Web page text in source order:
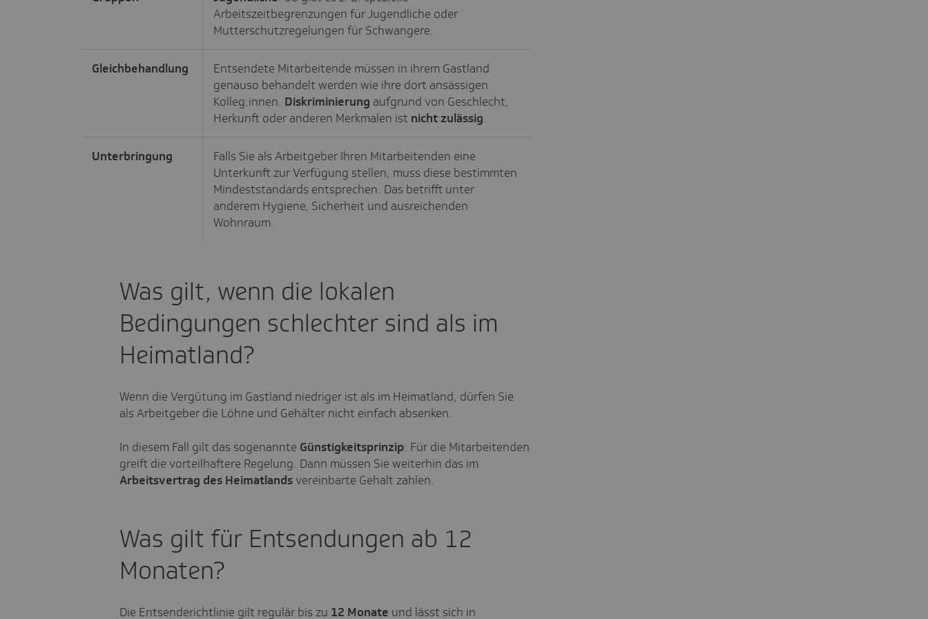
Arbeitszeitbegrenzungen für Jugendliche oder
Mutterschutzregelungen für Schwangere.
Gleichbehandlung
Entsendete Mitarbeitende müssen in ihrem Gastland
genauso behandelt werden wie ihre dort ansässigen
Kolleg:innen. Diskriminierung aufgrund von Geschlecht,
Herkunft oder anderen Merkmalen ist nicht zulässig.
Unterbringung
Falls Sie als Arbeitgeber Ihren Mitarbeitenden eine
Unterkunft zur Verfügung stellen, muss diese bestimmten
Mindeststandards entsprechen. Das betrifft unter
anderem Hygiene, Sicherheit und ausreichenden
Wohnraum.
Was gilt, wenn die lokalen
Bedingungen schlechter sind als im
Heimatland?
Wenn die Vergütung im Gastland niedriger ist als im Heimatland, dürfen Sie
als Arbeitgeber die Löhne und Gehälter nicht einfach absenken.
In diesem Fall gilt das sogenannte Günstigkeitsprinzip: Für die Mitarbeitenden
greift die vorteilhaftere Regelung. Dann müssen Sie weiterhin das im
Arbeitsvertrag des Heimatlandsvereinbarte Gehalt zahlen.
Was gilt für Entsendungen ab 12
Monaten?
Die Entsenderichtlinie gilt regulär bis zu 12 Monate und lässt sich in